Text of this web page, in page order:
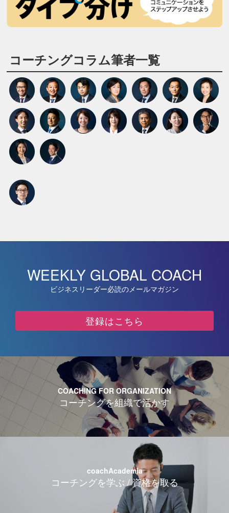
コーチングコラム筆者一覧
WEEKLY GLOBAL COACH
ビジネスリーダー必読のメールマガジン
登録はこちら
COACHING FOR ORGANIZATION
コーチングを組織で活かす
coachAcademia
コーチングを学ぶ / 資格を取る